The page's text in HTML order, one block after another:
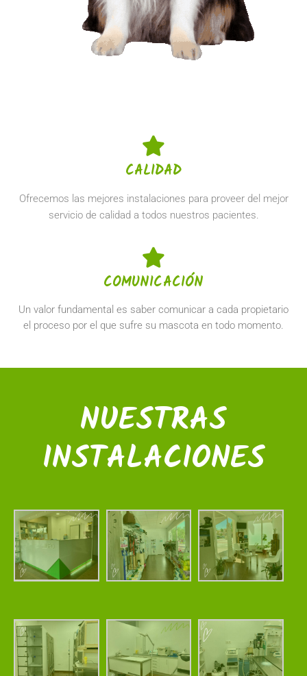
CALIDAD
Ofrecemos las mejores instalaciones para proveer del mejor
servicio de calidad a todos nuestros pacientes.
COMUNICACIÓN
Un valor fundamental es saber comunicar a cada propietario
el proceso por el que sufre su mascota en todo momento.
NUESTRAS
INSTALACIONES